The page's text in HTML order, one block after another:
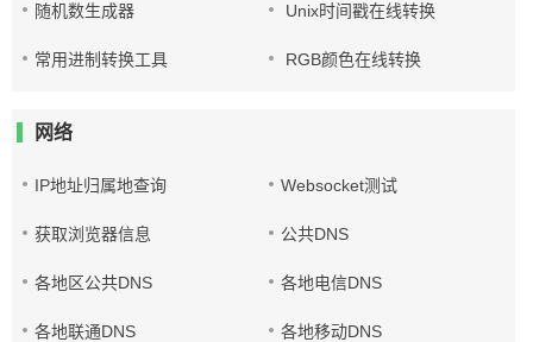
随机数生成器 Unix时间戳在线转换
常用进制转换工具 RGB颜色在线转换
网络
IP地址归属地查询 Websocket测试
获取浏览器信息 公共DNS
各地区公共DNS 各地电信DNS
各地联通DNS 各地移动DNS